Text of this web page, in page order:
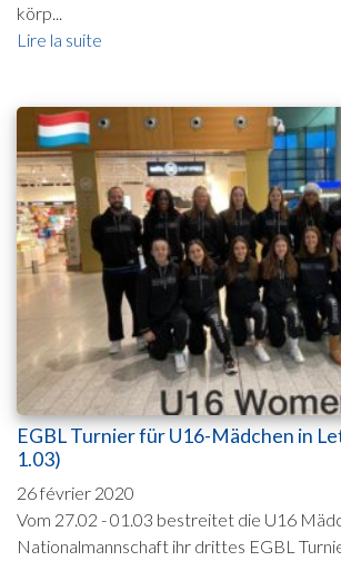
körp...
Lire la suite
EGBL Turnier für U16-Mädchen in
1.03)
26 février 2020
Vom 27.02 - 01.03 bestreitet die U16
Nationalmannschaft ihr drittes EGBL